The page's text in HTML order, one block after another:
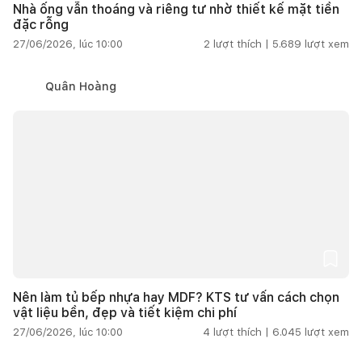
Nhà ống vẫn thoáng và riêng tư nhờ thiết kế mặt tiền
đặc rỗng
27/06/2026, lúc 10:00 2 lượt thích | 5.689 lượt xem
Quân Hoàng
Nên làm tủ bếp nhựa hay MDF? KTS tư vấn cách chọn
vật liệu bền, đẹp và tiết kiệm chi phí
27/06/2026, lúc 10:00 4 lượt thích | 6.045 lượt xem